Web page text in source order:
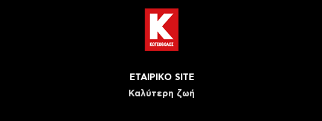
ΕΤΑΙΡΙΚΟ SITE
Καλύτερη ζωή